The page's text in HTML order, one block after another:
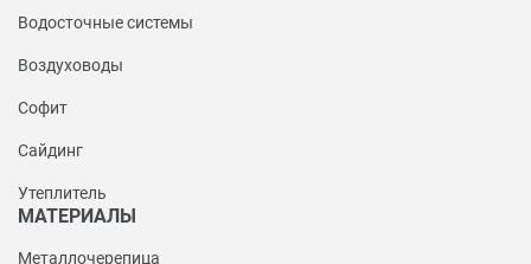
Водосточные системы
Воздуховоды
Софит
Сайдинг
Утеплитель
МАТЕРИАЛЫ
Металлочерепица